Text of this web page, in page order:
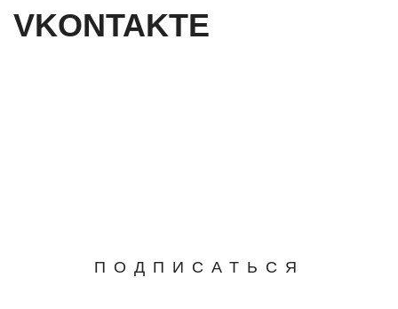
VKONTAKTE
ПОДПИСАТЬСЯ